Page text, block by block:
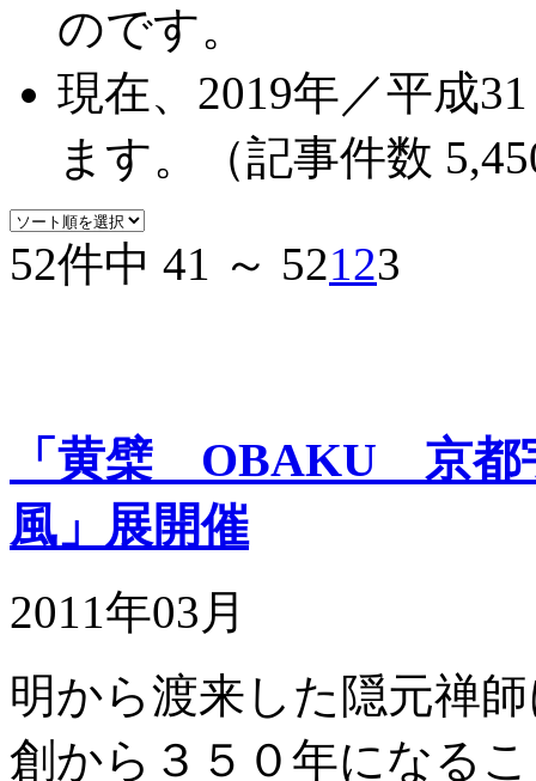
のです。
現在、2019年／平成
ます。（記事件数
52件中 41 ～ 52123
「黄檗 OBAKU 京都
風」展開催
2011年03月
明から渡来した隠元禅
創から３５０年になる